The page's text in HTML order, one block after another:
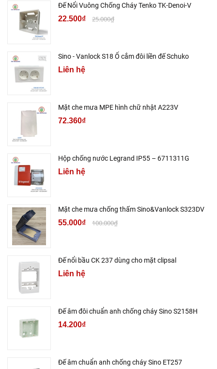
Đế Nổi Vuông Chống Cháy Tenko TK-Denoi-V
22.500₫ 25.000₫
Sino - Vanlock S18 Ổ cắm đôi liền đế Schuko
Liên hệ
Mặt che mưa MPE hình chữ nhật A223V
72.360₫
Hộp chống nước Legrand IP55 – 6711311G
Liên hệ
Mặt che mưa chống thấm Sino&Vanlock S323DV
55.000₫ 100.000₫
Đế nổi bầu CK 237 dùng cho mặt clipsal
Liên hệ
Đế âm đôi chuẩn anh chống cháy Sino S2158H
14.200₫
Đế âm chuẩn anh chống cháy Sino ET257